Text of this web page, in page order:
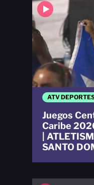
ATV
Juegos
Caribe
|
SANTO